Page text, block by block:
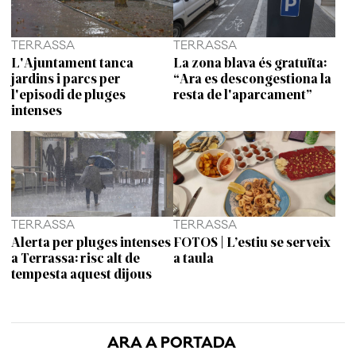
ARA A PORTADA
TERRASSA
L'Ajuntament tanca
jardins i parcs per
l'episodi de pluges
intenses
TERRASSA
La zona blava és gratuïta:
“Ara es descongestiona la
resta de l'aparcament”
TERRASSA
Alerta per pluges intenses
a Terrassa: risc alt de
tempesta aquest dijous
TERRASSA
FOTOS | L’estiu se serveix
a taula